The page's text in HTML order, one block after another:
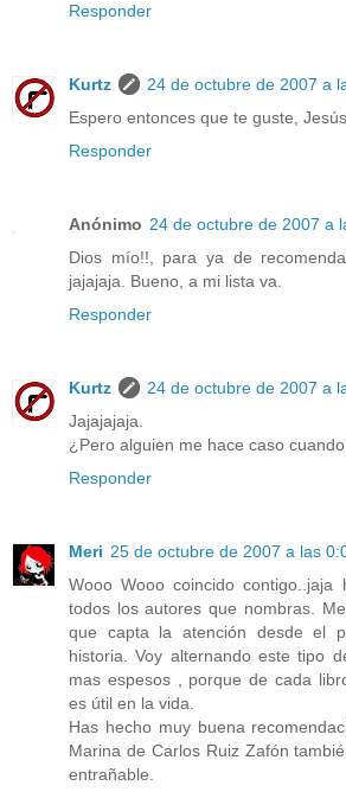
Responder
Kurtz
24 de octubre de 2007 a
Espero entonces que te guste, Jesús.
Responder
Anónimo 24 de octubre de 2007 a
Dios mío!!, para ya de
jajajaja. Bueno, a mi lista va.
Responder
Kurtz
24 de octubre de 2007 a
Jajajajaja.
¿Pero alguien me hace caso
Responder
Meri 25 de octubre de 2007 a las
Wooo Wooo coincido
todos los autores que nombras.
que capta la atención desde el
historia. Voy alternando este tipo
mas espesos , porque de cada
es útil en la vida.
Has hecho muy buena
Marina de Carlos Ruiz Zafón
entrañable.